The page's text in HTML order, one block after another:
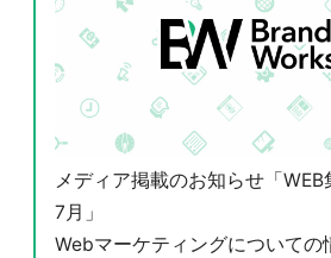
メディア掲載のお知らせ「
7月」
Webマーケティングについての